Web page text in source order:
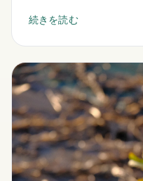
続きを読む